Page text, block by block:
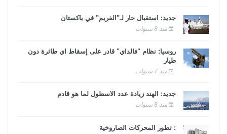
جديد: استقبال حار لـ"الفريم" في باكستان
منذ 8 سنوات
روسيا: نظام "فالداي" قادر على إسقاط أي طائرة دون
طيار
منذ 7 سنوات
جديد: الهند زيادة عدد الأسطول لما هو قادم
منذ 8 سنوات
: تطور المحركات الصاروخية